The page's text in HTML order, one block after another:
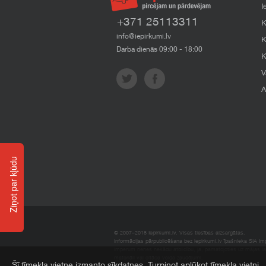
+371 25113311
info@iepirkumi.lv
Darba dienās 09:00 - 18:00
© 2007–2018 Iepirkumi.lv. Visas tiesības aizsargātas.
Informācijas pārpublicēšana bez iepirkumi.lv īpašnieka SIA
Ziņot par kļūdu